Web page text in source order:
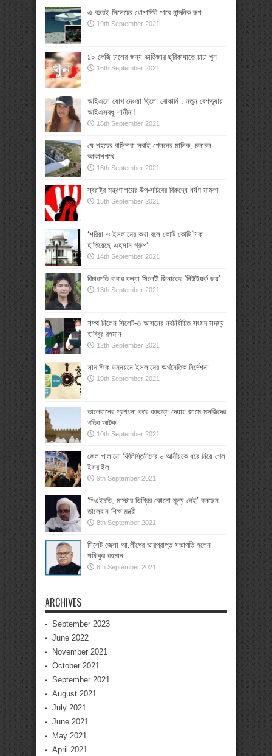
এ বছরই সিলেটের ধোপাদিঘী পাবে নান্দনিক রূপ
19th September 2021
১০ কেজি চালের জন্য ভাতিজার ছুরিকাঘাতে চাচা খুন
16th September 2021
আইএসে যোগ দেওয়া ছিলো বোকামি : নতুন বেশভূষায়
আইএসবধূ শামীমা!
16th September 2021
যে শহরের বাসিন্দারা সবাই প্লেনের মালিক, চলাচল
আকাশপথে
16th September 2021
স্বরাষ্ট্র মন্ত্রণালয়ের উপ-সচিবের বিরুদ্ধে ধর্ষণ মামলা
15th September 2021
‘শরিয়া ও ইসলামের কথা বলে কোটি কোটি টাকা
হাতিয়েছে এহসান গ্রুপ’
14th September 2021
বিচারপতি বাবার কন্যা সিলেটী জিনাতের ‘নিউইয়র্ক জয়’
13th September 2021
শপথ নিলেন সিলেট-৩ আসনের নবনির্বাচিত সংসদ সদস্য
হাবিবুর রহমান
12th September 2021
সামাজিক উন্নয়নে ইসলামের অর্থনৈতিক নির্দেশনা
10th September 2021
তালেবানের প্রশংসা করে বক্তব্য দেয়ায় জামে মসজিদের
খতিব আটক
10th September 2021
জেল পালানো ফিলিস্তিনিদের ৬ আত্মীয়কে ধরে নিয়ে গেল
ইসরাইল
9th September 2021
‘পিএইচডি, মাস্টার ডিগ্রির কোনো মূল্য নেই’ বলছেন
তালেবান শিক্ষামন্ত্রী
8th September 2021
সিলেট জেলা আ.লীগের ভারপ্রাপ্ত সভাপতি হলেন
শফিকুর রহমান
6th September 2021
ARCHIVES
September 2023
June 2022
November 2021
October 2021
September 2021
August 2021
July 2021
June 2021
May 2021
April 2021